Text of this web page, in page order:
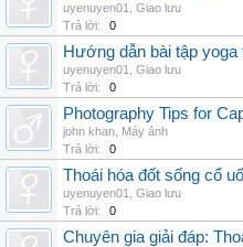
uyenuyen01
Giao lưu
Trả lời:
0
Hướng dẫn bài tập
uyenuyen01
Giao lưu
Trả lời:
0
Photography Tips for
john khan Máy ảnh
Trả lời:
0
Thoái hóa đốt sống cổ
uyenuyen01
Giao lưu
Trả lời:
0
Chuyên gia giải đáp: